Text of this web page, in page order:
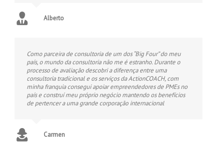
Alberto
Como parceira de consultoria de um dos “Big Four” do meu
país, o mundo da consultoria não me é estranho. Durante o
processo de avaliação descobri a diferença entre uma
consultoria tradicional e os serviços da ActionCOACH, com
minha franquia consegui apoiar empreendedores de PMEs no
país e construí meu próprio negócio mantendo os benefícios
de pertencer a uma grande corporação internacional
Carmen